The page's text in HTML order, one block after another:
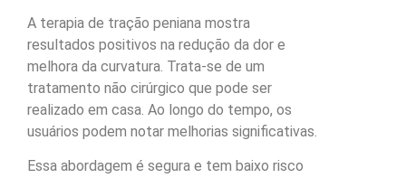
A terapia de tração peniana mostra
resultados positivos na redução da dor e
melhora da curvatura. Trata-se de um
tratamento não cirúrgico que pode ser
realizado em casa. Ao longo do tempo, os
usuários podem notar melhorias significativas.
Essa abordagem é segura e tem baixo risco